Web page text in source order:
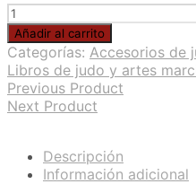
Libro
de
actividades
de
judo
para
niños
Añadir al carrito
Categorías: Accesorios de
Libros de judo y artes
Previous Product
Next Product
Descripción
Información adicional